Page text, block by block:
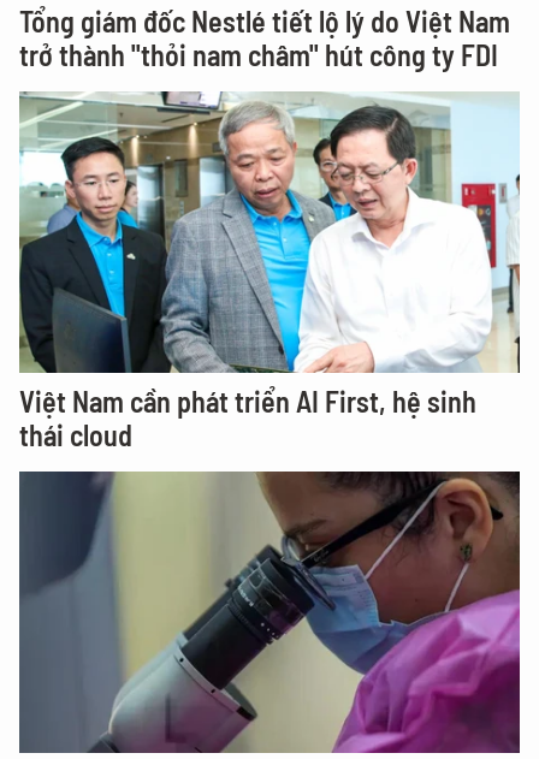
Tổng giám đốc Nestlé tiết lộ lý do Việt Nam
trở thành "thỏi nam châm" hút công ty FDI
Việt Nam cần phát triển AI First, hệ sinh
thái cloud